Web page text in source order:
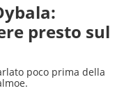
presto sul
poco prima della